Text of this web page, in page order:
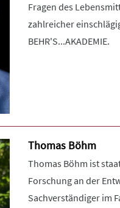
Fragen des
zahlreicher
BEHR'S...AKADEMIE.
Thomas Böhm
Thomas Böhm ist
Forschung an der
Sachverständiger im